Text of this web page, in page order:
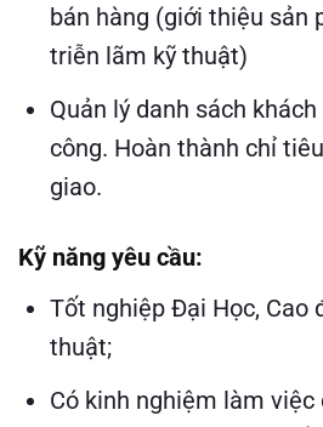
bán hàng (giới thiệu sản
triễn lãm kỹ thuật)
Quản lý danh sách
công. Hoàn thành chỉ
giao.
Kỹ năng yêu cầu:
Tốt nghiệp Đại Học, Cao
thuật;
Có kinh nghiệm làm